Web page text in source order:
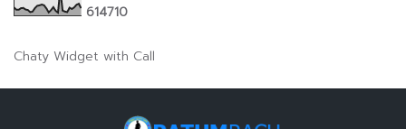
614710
Chaty Widget with Call